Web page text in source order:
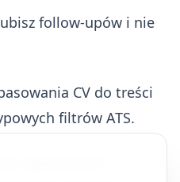
follow-upów i nie
CV do treści
filtrów ATS.